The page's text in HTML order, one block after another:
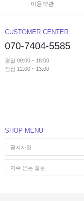
이용약관
CUSTOMER CENTER
070-7404-5585
평일 09:00 ~ 18:00
점심 12:00 ~ 13:00
SHOP MENU
공지사항
자주 묻는 질문